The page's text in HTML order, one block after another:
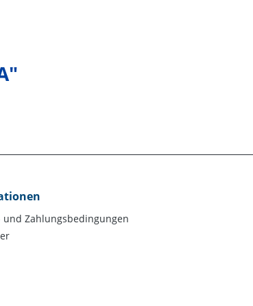
und Zahlungsbedingungen